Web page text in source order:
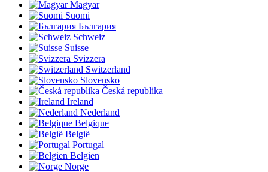
Magyar
Suomi
България
Schweiz
Suisse
Svizzera
Switzerland
Slovensko
Česká republika
Ireland
Nederland
Belgique
België
Portugal
Belgien
Norge